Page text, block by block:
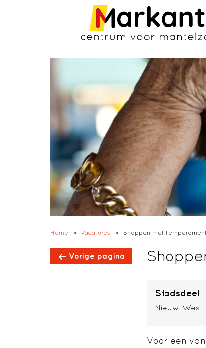
Home » Vacatures » Shoppen met
Vorige pagina
Stadsdeel
Nieuw-West
Voor een